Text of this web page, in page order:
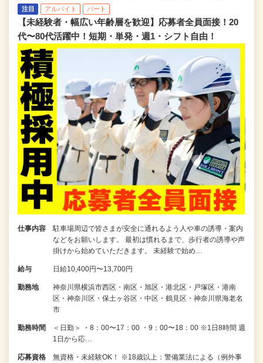
注目 アルバイト パート
【未経験者・幅広い年齢層を歓迎】応募者全員面接！20
代〜80代活躍中！短期・単発・週1・シフト自由！
仕事内容
駐車場周辺で皆さまが安全に通れるよう人や車の誘導・案内
などをお願いします。 最初は慣れるまで、歩行者の誘導や声
掛けから始めていただきます。 未経験で始め…
給与 日給10,400円〜13,700円
勤務地
神奈川県横浜市西区・南区・旭区・港北区・戸塚区・港南
区・神奈川区・保土ヶ谷区・中区・鶴見区・神奈川県海老名
市
勤務時間
＜日勤＞ ・8：00〜17：00 ・9：00〜18：00 ※1日8時間 週
1日から応…
応募資格
無資格・未経験OK！ ※18歳以上：警備業法による（例外事